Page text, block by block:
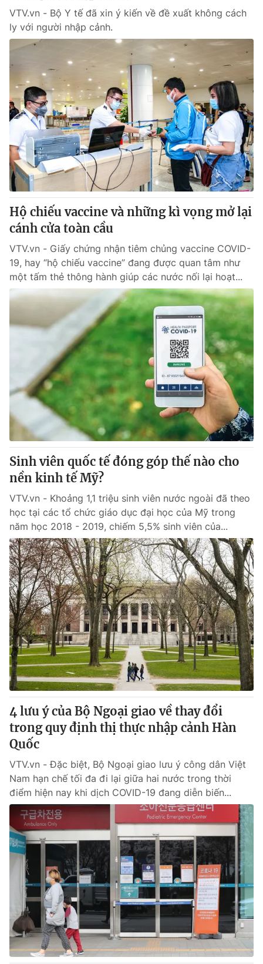
Liên hệ tòa soạn English
THỜI BÁO VTV
Theo dõi báo trên
Cơ quan chủ quản:Đài Truyền hình Việt Nam
Cơ quan báo chí:Thời báo VTV
Giấy phép hoạt động báo in và báo điện tử số 483/GP-BTTTT
cấp ngày 29/12/2023
Tổng Biên tập:Vũ Thanh Thủy
Phó Tổng Biên tập:Nguyễn Thị Mỹ Hạnh, Phạm Quốc Thắng,
Tổng đài VTV: 024.38 355 931 - 024.38 355 932
Ðiện thoại Thời báo VTV:024.66 897 897
Email:
toasoan@vtv.vn
Liên hệ quảng cáo:
024-7300.7108
® Cấm sao chép dưới mọi hình thức nếu không có sự chấp
thuận bằng văn bản. Ghi rõ nguồn VTV.vn khi phát hành lại
thông tin từ website này.
VTV.vn - Bộ Y tế đã xin ý kiến về đề xuất không cách
ly với người nhập cảnh.
Hộ chiếu vaccine và những kì vọng mở lại
cánh cửa toàn cầu
VTV.vn - Giấy chứng nhận tiêm chủng vaccine COVID-
19, hay “hộ chiếu vaccine” đang được quan tâm như
một tấm thẻ thông hành giúp các nước nối lại hoạt...
Sinh viên quốc tế đóng góp thế nào cho
nền kinh tế Mỹ?
VTV.vn - Khoảng 1,1 triệu sinh viên nước ngoài đã theo
học tại các tổ chức giáo dục đại học của Mỹ trong
năm học 2018 - 2019, chiếm 5,5% sinh viên của...
4 lưu ý của Bộ Ngoại giao về thay đổi
trong quy định thị thực nhập cảnh Hàn
Quốc
VTV.vn - Đặc biệt, Bộ Ngoại giao lưu ý công dân Việt
Nam hạn chế tối đa đi lại giữa hai nước trong thời
điểm hiện nay khi dịch COVID-19 đang diễn biến...